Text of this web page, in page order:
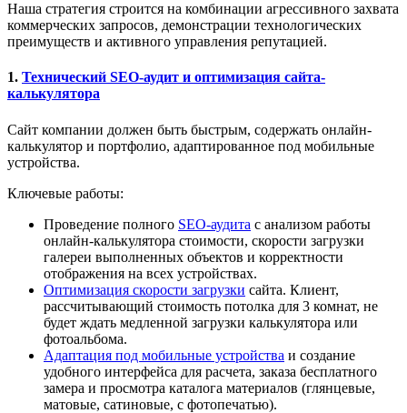
Наша стратегия строится на комбинации агрессивного захвата
коммерческих запросов, демонстрации технологических
преимуществ и активного управления репутацией.
1. Технический SEO-аудит и оптимизация сайта-
калькулятора
Сайт компании должен быть быстрым, содержать онлайн-
калькулятор и портфолио, адаптированное под мобильные
устройства.
Ключевые работы:
Проведение полного SEO-аудита с анализом работы
онлайн-калькулятора стоимости, скорости загрузки
галереи выполненных объектов и корректности
отображения на всех устройствах.
Оптимизация скорости загрузки сайта. Клиент,
рассчитывающий стоимость потолка для 3 комнат, не
будет ждать медленной загрузки калькулятора или
фотоальбома.
Адаптация под мобильные устройства и создание
удобного интерфейса для расчета, заказа бесплатного
замера и просмотра каталога материалов (глянцевые,
матовые, сатиновые, с фотопечатью).